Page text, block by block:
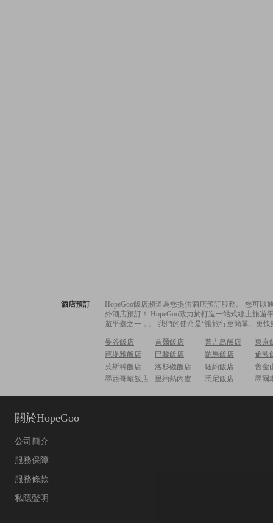
酒店預訂
HopeGoo飯店頻道為您提供酒店預訂服務。 您可
外酒店預訂！ HopeGoo致力於打造一站式線上旅
遊平臺之一，。 我們的使命是“讓旅行更簡單、更
曼谷飯店 首爾飯店 普吉島飯店
東京
芭堤雅飯店
巴黎飯店 羅馬飯店
倫敦
莫斯科飯店
洛杉磯飯店 紐約飯店
舊金
墨西哥城飯店
里約熱內盧飯店 悉尼飯店 墨爾
關於HopeGoo
公司簡介
服務保障
服務條款
私隱聲明